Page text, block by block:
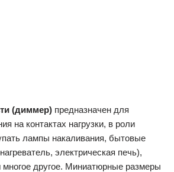
(диммер) предназначен для
на контактах нагрузки, в роли
лампы накаливания, бытовые
электрическая печь),
многое другое. Миниатюрные размеры